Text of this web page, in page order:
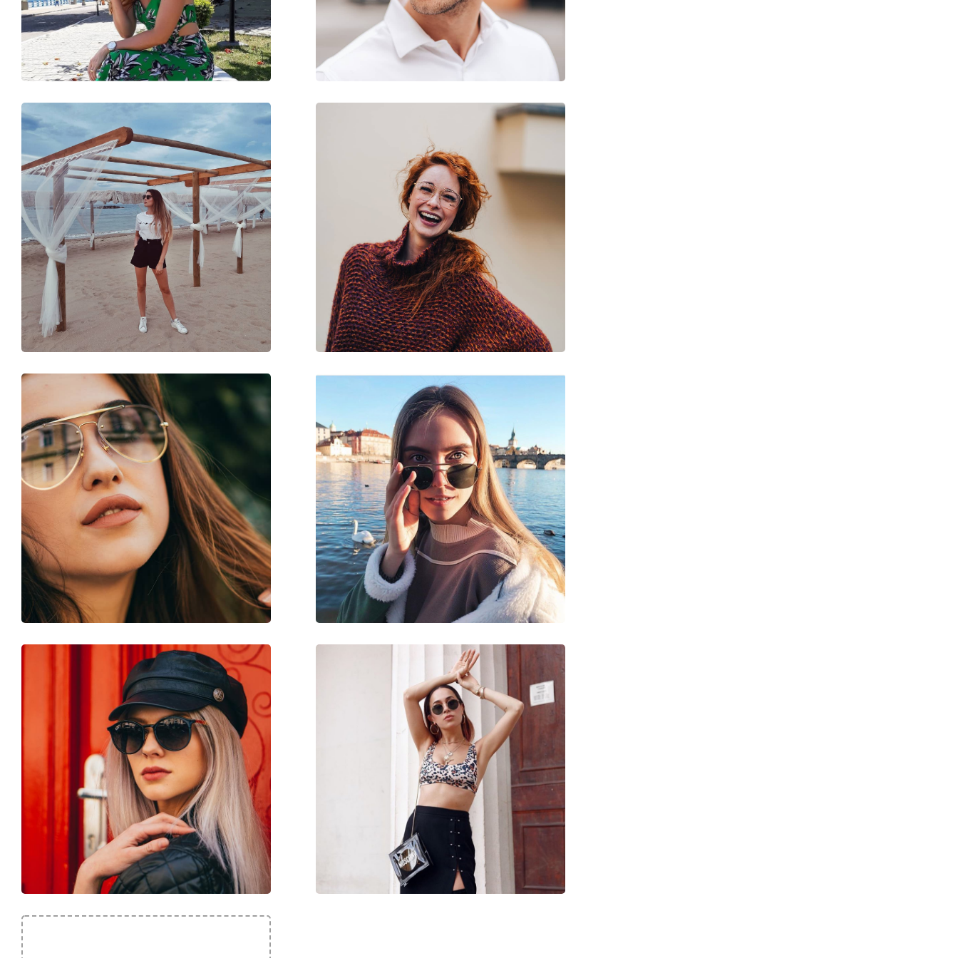
Greutate:
35 g
Pernițe reglabile pentru nas:
Da
Accesorii
Suport:
Nu
Lavetă pentru curățat:
Nu
Altele
Sex:
Copii
Categorie:
Ochelari de soare
Brand:
Ray-Ban
Utilizare:
Modă
Cod:
RJ9506S 201/55 50